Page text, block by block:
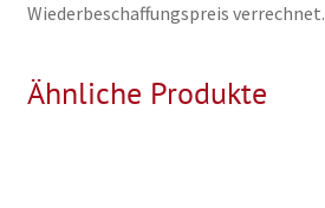
Wiederbeschaffungspreis verrechnet.
Ähnliche Produkte